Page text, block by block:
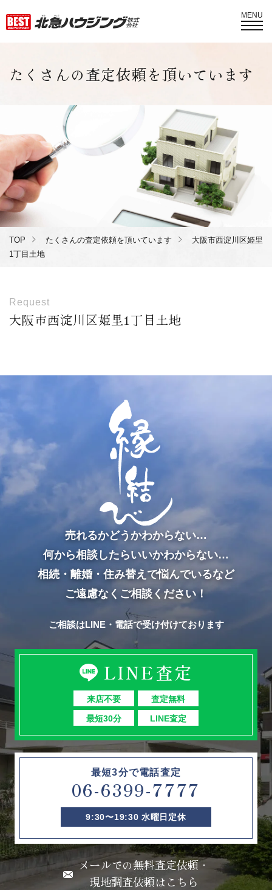
MENU
たくさんの査定依頼を頂いています
TOP たくさんの査定依頼を頂いています
大阪市西淀川区姫里
1丁目土地
Request
大阪市西淀川区姫里1丁目土地
売れるかどうかわからない…
何から相談したらいいかわからない…
相続・離婚・住み替えで悩んでいるなど
ご遠慮なくご相談ください！
ご相談はLINE・電話で受け付けております
LINE査定
来店不要
査定無料
最短30分
LINE査定
最短3分で電話査定
06-6399-7777
9:30〜19:30 水曜日定休
メールでの無料査定依頼・
現地調査依頼はこちら